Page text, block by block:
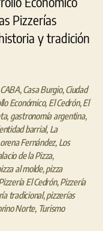
Pizzerías
y tradición
CABA, Casa Burgio, Ciudad
Económico, El Cedrón, El
, gastronomía argentina,
barrial, La
Fernández, Los
de la Pizza,
al molde, pizza
El Cedrón, Pizzería
tradicional,pizzerías
Norte, Turismo